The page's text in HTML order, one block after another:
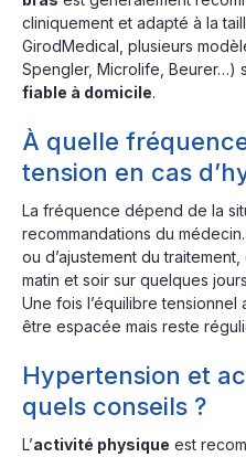
cliniquement et adapté à la
GirodMedical, plusieurs
Spengler, Microlife, Beurer…)
fiable à domicile.
À quelle
tension en cas
La fréquence dépend de la
recommandations du
ou d’ajustement du
matin et soir sur quelques
Une fois l’équilibre
être espacée mais reste
Hypertension et
quels conseils ?
L’activité physique est